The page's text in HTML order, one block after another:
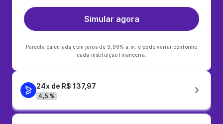
Simular agora
Parcela calculada com juros de 3,99% a.m. e pode variar conforme
cada instituição financeira.
24x de R$ 137,97
4,5 %